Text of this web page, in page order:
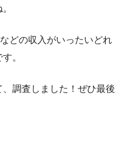
どの収入がいったいどれ
。
調査しました！ぜひ最後